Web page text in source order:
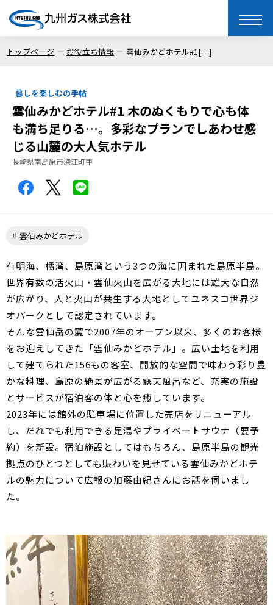
toggle
トップページ お役立ち情報 雲仙みかどホテル#1[…]
暮しを楽しむの手帖
雲仙みかどホテル#1 木のぬくもりで心も体
も満ち足りる…。多彩なプランでしあわせ感
じる山麓の大人気ホテル
長崎県南島原市深江町甲
雲仙みかどホテル
有明海、橘湾、島原湾という3つの海に囲まれた島原半島。
世界有数の活火山・雲仙火山を広がる大地には雄大な自然
が広がり、人と火山が共生する大地としてユネスコ世界ジ
オパークとして認定されています。
そんな雲仙岳の麓で2007年のオープン以来、多くのお客様
をお迎えしてきた「雲仙みかどホテル」。広い土地を利用
して建てられた156もの客室、開放的な空間で味わう彩り豊
かな料理、島原の絶景が広がる露天風呂など、充実の施設
とサービスが宿泊客の体と心を癒しています。
2023年には館外の駐車場に位置した売店をリニューアル
し、だれでも利用できる足湯やプライベートサウナ（要予
約）を新設。宿泊施設としてはもちろん、島原半島の観光
拠点のひとつとしても賑わいを見せている雲仙みかどホテ
ルの魅力について広報の加藤由紀さんにお話を伺いまし
た。